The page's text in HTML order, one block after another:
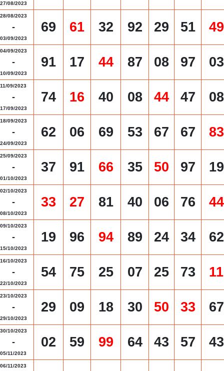
27/08/2023
28/08/2023
-
03/09/2023
69 61 32 92 29 51 49
04/09/2023
-
10/09/2023
91 17 44 87 08 97 03
11/09/2023
-
17/09/2023
74 16 40 08 44 47 08
18/09/2023
-
24/09/2023
62 06 69 53 67 67 83
25/09/2023
-
01/10/2023
37 91 66 35 50 97 19
02/10/2023
-
08/10/2023
33 27 81 40 06 76 44
09/10/2023
-
15/10/2023
19 96 94 89 24 34 62
16/10/2023
-
22/10/2023
54 75 25 07 25 73 11
23/10/2023
-
29/10/2023
29 09 18 30 50 33 67
30/10/2023
-
05/11/2023
02 59 99 64 43 57 43
06/11/2023